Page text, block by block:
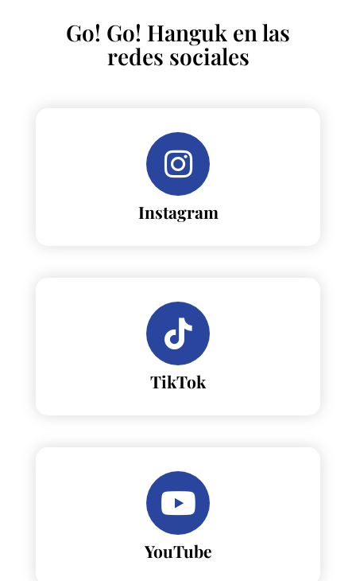
Go! Go! Hanguk en las
redes sociales
Instagram
TikTok
YouTube